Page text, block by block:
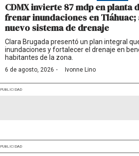
CDMX invierte 87 mdp en planta
frenar inundaciones en
nuevo sistema de drenaje
Clara Brugada presentó un plan integral
inundaciones y fortalecer el drenaje en
habitantes de la zona.
6 de agosto, 2026 · Ivonne Lino
PUBLICIDAD
PUBLICIDAD